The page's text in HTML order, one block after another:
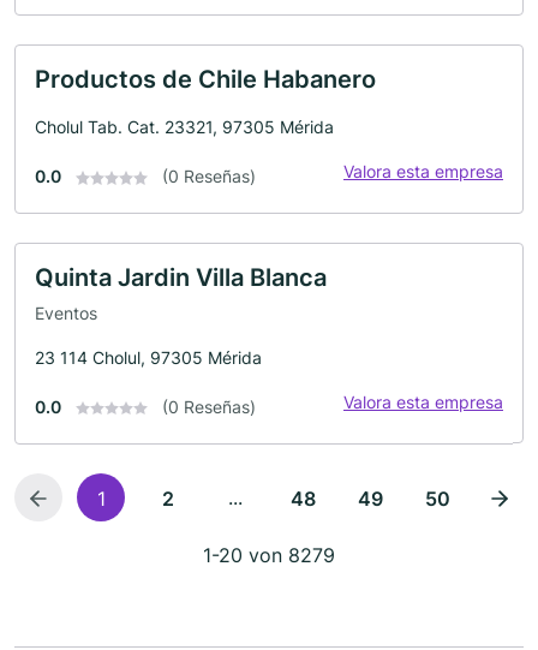
Productos de Chile Habanero
Cholul Tab. Cat. 23321, 97305 Mérida
0.0 (0 Reseñas) Valora esta empresa
Quinta Jardin Villa Blanca
Eventos
23 114 Cholul, 97305 Mérida
0.0 (0 Reseñas) Valora esta empresa
1 2 ... 48 49 50
1-20 von 8279